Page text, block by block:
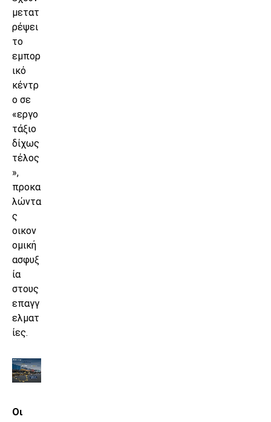
μετατ
ρέψει
το
εμπορ
ικό
κέντρ
ο σε
«εργο
τάξιο
δίχως
τέλος
»,
προκα
λώντα
ς
οικον
ομική
ασφυξ
ία
στους
επαγγ
ελματ
ίες.
Οι